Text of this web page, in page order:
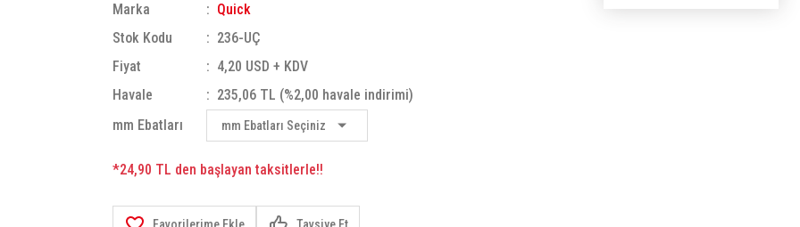
Marka
Quick
Stok Kodu
236-UÇ
Fiyat
4,20 USD + KDV
Havale
235,06 TL (%2,00 havale indirimi)
mm Ebatları
*24,90 TL den başlayan taksitlerle!!